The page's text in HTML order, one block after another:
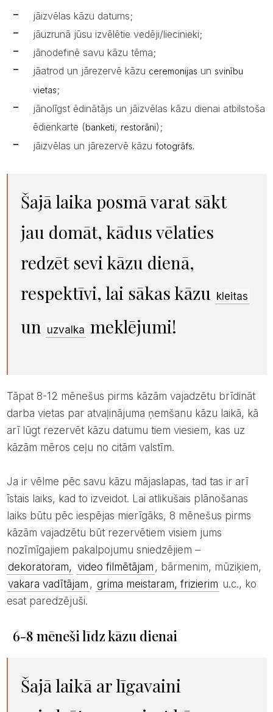
jāizvēlas kāzu datums;
jāuzrunā jūsu izvēlētie vedēji/liecinieki;
jānodefinē savu kāzu tēma;
jāatrod un jārezervē kāzu ceremonijas un svinību
vietas;
jānolīgst ēdinātājs un jāizvēlas kāzu dienai atbilstoša
ēdienkarte (banketi, restorāni);
jāizvēlas un jārezervē kāzu fotogrāfs.
Šajā laika posmā varat sākt
jau domāt, kādus vēlaties
redzēt sevi kāzu dienā,
respektīvi, lai sākas kāzu kleitas
un uzvalka meklējumi!
Tāpat 8-12 mēnešus pirms kāzām vajadzētu brīdināt
darba vietas par atvaļinājuma ņemšanu kāzu laikā, kā
arī lūgt rezervēt kāzu datumu tiem viesiem, kas uz
kāzām mēros ceļu no citām valstīm.
Ja ir vēlme pēc savu kāzu mājaslapas, tad tas ir arī
īstais laiks, kad to izveidot. Lai atlikušais plānošanas
laiks būtu pēc iespējas mierīgāks, 8 mēnešus pirms
kāzām vajadzētu būt rezervētiem visiem jums
nozīmīgajiem pakalpojumu sniedzējiem –
dekoratoram, video filmētājam , bārmenim, mūziķiem,
vakara vadītājam , grima meistaram, frizierim u.c., ko
esat paredzējuši.
6-8 mēneši līdz kāzu dienai
Šajā laikā ar līgavaini